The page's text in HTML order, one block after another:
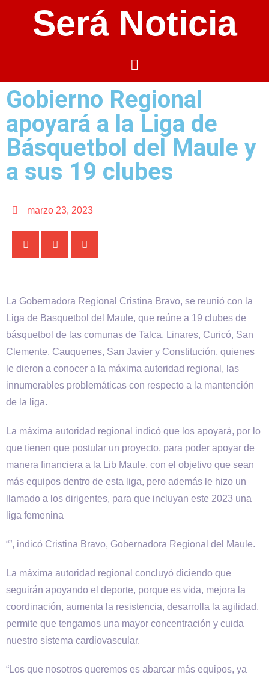
Será Noticia
Gobierno Regional
apoyará a la Liga de
Básquetbol del Maule y
a sus 19 clubes
marzo 23, 2023
La Gobernadora Regional Cristina Bravo, se reunió con la
Liga de Basquetbol del Maule, que reúne a 19 clubes de
básquetbol de las comunas de Talca, Linares, Curicó, San
Clemente, Cauquenes, San Javier y Constitución, quienes
le dieron a conocer a la máxima autoridad regional, las
innumerables problemáticas con respecto a la mantención
de la liga.
La máxima autoridad regional indicó que los apoyará, por lo
que tienen que postular un proyecto, para poder apoyar de
manera financiera a la Lib Maule, con el objetivo que sean
más equipos dentro de esta liga, pero además le hizo un
llamado a los dirigentes, para que incluyan este 2023 una
liga femenina
“”, indicó Cristina Bravo, Gobernadora Regional del Maule.
La máxima autoridad regional concluyó diciendo que
seguirán apoyando el deporte, porque es vida, mejora la
coordinación, aumenta la resistencia, desarrolla la agilidad,
permite que tengamos una mayor concentración y cuida
nuestro sistema cardiovascular.
“Los que nosotros queremos es abarcar más equipos, ya